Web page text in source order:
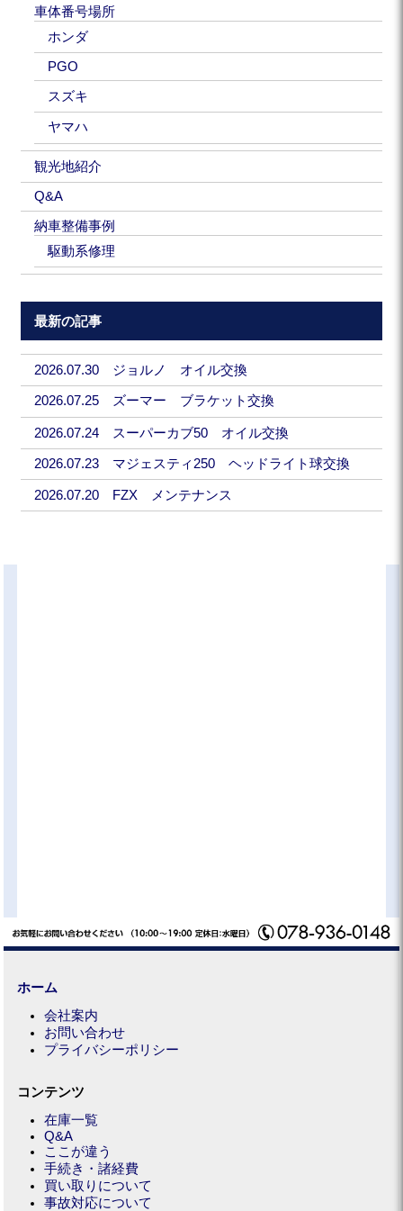
車体番号場所
ホンダ
PGO
スズキ
ヤマハ
観光地紹介
Q&A
納車整備事例
駆動系修理
最新の記事
2026.07.30 ジョルノ オイル交換
2026.07.25 ズーマー ブラケット交換
2026.07.24 スーパーカブ50 オイル交換
2026.07.23 マジェスティ250 ヘッドライト球交換
2026.07.20 FZX メンテナンス
ホーム
会社案内
お問い合わせ
プライバシーポリシー
コンテンツ
在庫一覧
Q&A
ここが違う
手続き・諸経費
買い取りについて
事故対応について